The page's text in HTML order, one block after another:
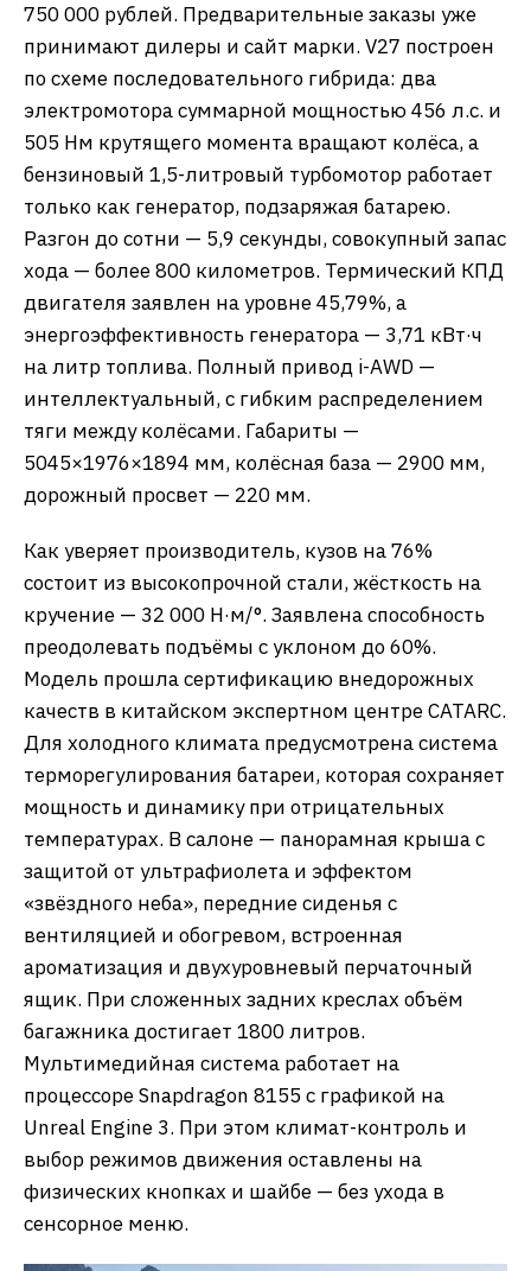
750 000 рублей. Предварительные заказы уже
принимают дилеры и сайт марки. V27 построен
по схеме последовательного гибрида: два
электромотора суммарной мощностью 456 л.с. и
505 Нм крутящего момента вращают колёса, а
бензиновый 1,5-литровый турбомотор работает
только как генератор, подзаряжая батарею.
Разгон до сотни — 5,9 секунды, совокупный запас
хода — более 800 километров. Термический КПД
двигателя заявлен на уровне 45,79%, а
энергоэффективность генератора — 3,71 кВт·ч
на литр топлива. Полный привод i-AWD —
интеллектуальный, с гибким распределением
тяги между колёсами. Габариты —
5045×1976×1894 мм, колёсная база — 2900 мм,
дорожный просвет — 220 мм.
Как уверяет производитель, кузов на 76%
состоит из высокопрочной стали, жёсткость на
кручение — 32 000 Н·м/°. Заявлена способность
преодолевать подъёмы с уклоном до 60%.
Модель прошла сертификацию внедорожных
качеств в китайском экспертном центре CATARC.
Для холодного климата предусмотрена система
терморегулирования батареи, которая сохраняет
мощность и динамику при отрицательных
температурах. В салоне — панорамная крыша с
защитой от ультрафиолета и эффектом
«звёздного неба», передние сиденья с
вентиляцией и обогревом, встроенная
ароматизация и двухуровневый перчаточный
ящик. При сложенных задних креслах объём
багажника достигает 1800 литров.
Мультимедийная система работает на
процессоре Snapdragon 8155 с графикой на
Unreal Engine 3. При этом климат-контроль и
выбор режимов движения оставлены на
физических кнопках и шайбе — без ухода в
сенсорное меню.